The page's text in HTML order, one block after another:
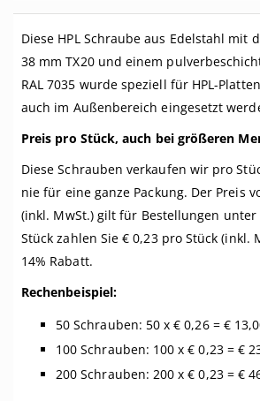
Diese HPL Schraube aus Edelstahl mit
38 mm TX20 und einem
RAL 7035 wurde speziell für HPL-
auch im Außenbereich eingesetzt
Preis pro Stück, auch bei größeren
Diese Schrauben verkaufen wir pro
nie für eine ganze Packung. Der Preis
(inkl. MwSt.) gilt für Bestellungen unter
Stück zahlen Sie € 0,23 pro Stück (inkl.
14% Rabatt.
Rechenbeispiel:
50 Schrauben: 50 x € 0,26 = €
100 Schrauben: 100 x € 0,23 = €
200 Schrauben: 200 x € 0,23 = €